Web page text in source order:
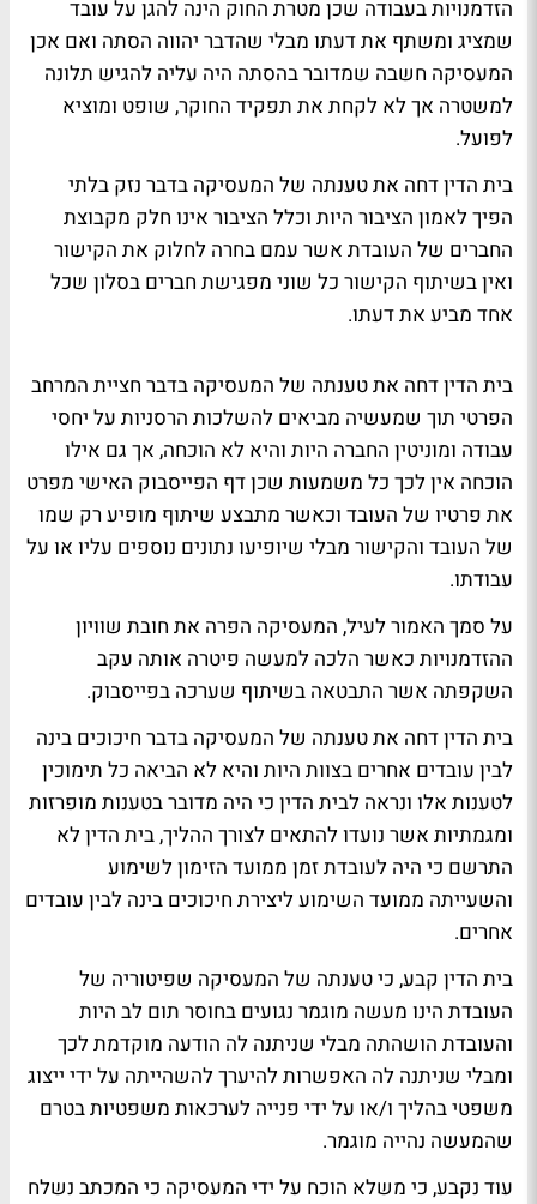
הזדמנויות בעבודה שכן מטרת החוק הינה להגן על עובד
שמציג ומשתף את דעתו מבלי שהדבר יהווה הסתה ואם אכן
המעסיקה חשבה שמדובר בהסתה היה עליה להגיש תלונה
למשטרה אך לא לקחת את תפקיד החוקר, שופט ומוציא
לפועל.
בית הדין דחה את טענתה של המעסיקה בדבר נזק בלתי
הפיך לאמון הציבור היות וכלל הציבור אינו חלק מקבוצת
החברים של העובדת אשר עמם בחרה לחלוק את הקישור
ואין בשיתוף הקישור כל שוני מפגישת חברים בסלון שכל
אחד מביע את דעתו.
בית הדין דחה את טענתה של המעסיקה בדבר חציית המרחב
הפרטי תוך שמעשיה מביאים להשלכות הרסניות על יחסי
עבודה ומוניטין החברה היות והיא לא הוכחה, אך גם אילו
הוכחה אין לכך כל משמעות שכן דף הפייסבוק האישי מפרט
את פרטיו של העובד וכאשר מתבצע שיתוף מופיע רק שמו
של העובד והקישור מבלי שיופיעו נתונים נוספים עליו או על
עבודתו.
על סמך האמור לעיל, המעסיקה הפרה את חובת שוויון
ההזדמנויות כאשר הלכה למעשה פיטרה אותה עקב
השקפתה אשר התבטאה בשיתוף שערכה בפייסבוק.
בית הדין דחה את טענתה של המעסיקה בדבר חיכוכים בינה
לבין עובדים אחרים בצוות היות והיא לא הביאה כל תימוכין
לטענות אלו ונראה לבית הדין כי היה מדובר בטענות מופרזות
ומגמתיות אשר נועדו להתאים לצורך ההליך, בית הדין לא
התרשם כי היה לעובדת זמן ממועד הזימון לשימוע
והשעייתה ממועד השימוע ליצירת חיכוכים בינה לבין עובדים
אחרים.
בית הדין קבע, כי טענתה של המעסיקה שפיטוריה של
העובדת הינו מעשה מוגמר נגועים בחוסר תום לב היות
והעובדת הושהתה מבלי שניתנה לה הודעה מוקדמת לכך
ומבלי שניתנה לה האפשרות להיערך להשהייתה על ידי ייצוג
משפטי בהליך ו/או על ידי פנייה לערכאות משפטיות בטרם
שהמעשה נהייה מוגמר.
עוד נקבע, כי משלא הוכח על ידי המעסיקה כי המכתב נשלח